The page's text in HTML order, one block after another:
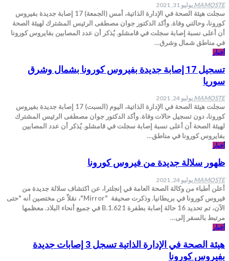
MAMOSTE يوليو 31, 2021
سجلت هيئة الصحة في الإدارة الذاتية، أمس (الجمعة) 17 إصابة جديدة بفيروس
كورونا، وحالتي وفاة. وأكد الدكتور جوان مصطفى الرئيس المشترك لهيئة الصحة
أن أعلى نسبة إصابة سجلت في قامشلو. يُذكر أن عدد المصابين بفايروس كورونا
في مناطق شمال وشرق…
أخبار
تسجيل 17 إصابة جديدة بفيروس كورونا بشمال وشرق
سوريا
MAMOSTE يوليو 24, 2021
سجلت هيئة الصحة في الإدارة الذاتية، اليوم (السبت) 17 إصابة جديدة بفيروس
كورونا، دون تسجيل حالات وفاة. وأكد الدكتور جوان مصطفى الرئيس المشترك
لهيئة الصحة أن أعلى نسبة إصابة سجلت في قامشلو. يُذكر أن عدد المصابين
بفايروس كورونا في مناطق…
أخبار
ظهور سلالة جديدة من فيروس كورونا
MAMOSTE يوليو 24, 2021
أعلن أطباء من وكالة الصحة العامة في إنجلترا، عن اكتشاف سلالة جديدة من
فيروس كورونا في بريطانيا. وذكرت صحيفة "Mirror"، نقلاً عن مختصين أنه "حتى
الآن، تم تحديد 16 حالة إصابة بطفرة B.1.621 في جميع أنحاء البلاد. معظمها
مرتبط بالسفر إلى…
أخبار
هيئة الصحة في الإدارة الذاتية تسجل 3 إصابات جديدة
بفيروس كورونا